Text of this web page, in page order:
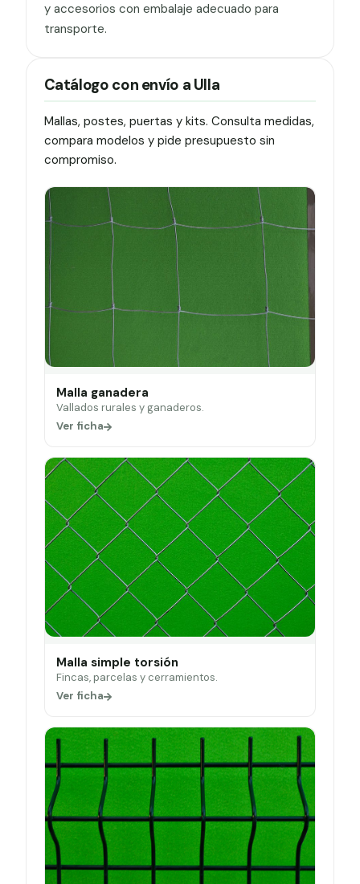
y accesorios con embalaje adecuado para
transporte.
Catálogo con envío a Ulla
Mallas, postes, puertas y kits. Consulta medidas,
compara modelos y pide presupuesto sin
compromiso.
Malla ganadera
Vallados rurales y ganaderos.
Ver ficha
Malla simple torsión
Fincas, parcelas y cerramientos.
Ver ficha